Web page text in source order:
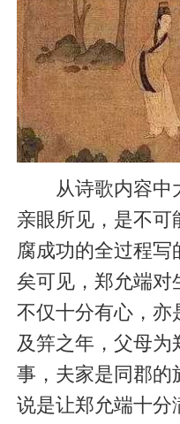
从诗歌内容中
亲眼所见，是不可
腐成功的全过程写
矣可见，郑允端对
不仅十分有心，亦
及笄之年，父母为
事，夫家是同郡的
说是让郑允端十分